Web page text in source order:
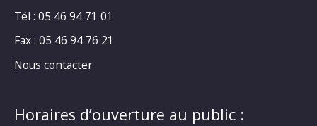
Tél : 05 46 94 71 01
Fax : 05 46 94 76 21
Nous contacter
Horaires d’ouverture au public :